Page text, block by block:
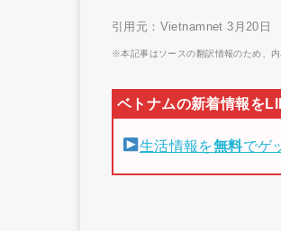
引用元：Vietnamnet 3月20日
※本記事はソースの翻訳情報のため、内
生活情報を無料でゲ